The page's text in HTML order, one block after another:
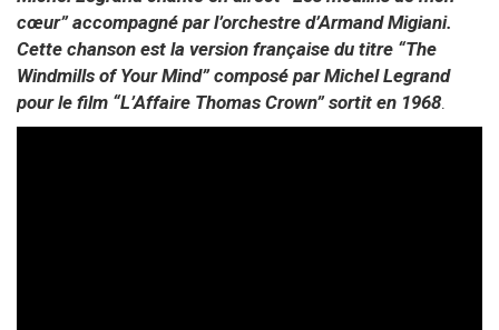
cœur” accompagné par l’orchestre d’Armand Migiani.
Cette chanson est la version française du titre “The
Windmills of Your Mind” composé par Michel Legrand
pour le film “L’Affaire Thomas Crown” sortit en 1968.